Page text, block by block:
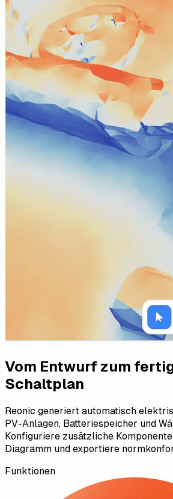
Vom Entwurf zum
Schaltplan
Reonic generiert automatisch
PV-Anlagen, Batteriespeicher und
Konfiguriere zusätzliche
Diagramm und exportiere
Funktionen